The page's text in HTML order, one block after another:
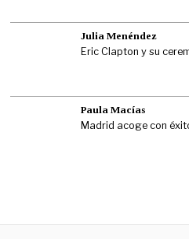
Julia Menéndez
Eric Clapton y su
Paula Macías
Madrid acoge con